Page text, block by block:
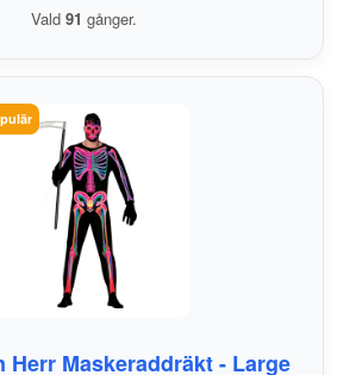
Vald 91 gånger.
Herr Maskeraddräkt - Large